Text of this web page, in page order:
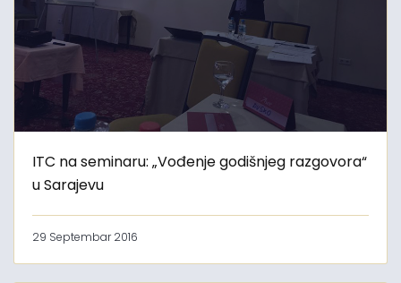
ITC na seminaru: „Vođenje godišnjeg razgovora“
u Sarajevu
29 Septembar 2016